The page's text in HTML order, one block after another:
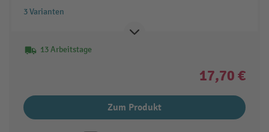
3 Varianten
13 Arbeitstage
17,70 €
Zum Produkt